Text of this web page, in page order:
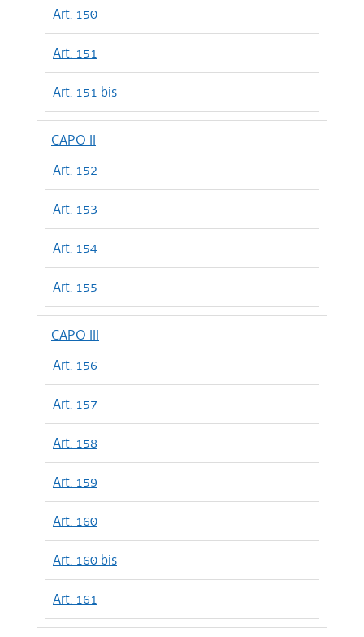
Art. 150
Art. 151
Art. 151 bis
CAPO II
Art. 152
Art. 153
Art. 154
Art. 155
CAPO III
Art. 156
Art. 157
Art. 158
Art. 159
Art. 160
Art. 160 bis
Art. 161